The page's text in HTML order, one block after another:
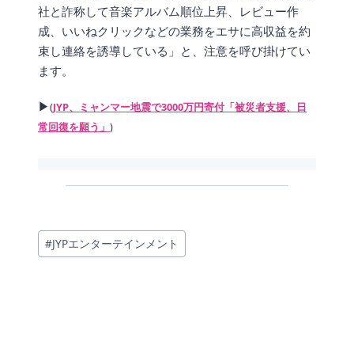
社と詐称して音楽アルバム順位上昇、レビュー作
成、いいねクリックなどの業務をエサに高収益を約
束し連絡を誘導している」と、注意を呼び掛けてい
ます。
▶(JYP、ミャンマー地震で3000万円寄付「被災者支援、日
常回復を願う」 )
投
稿
#JYPエンターテインメント